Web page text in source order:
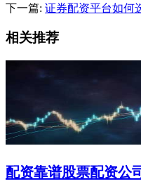
下一篇: 证券配资平台如何
相关推荐
配资靠谱股票配资公